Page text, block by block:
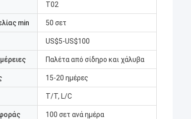
T02
min 50 σετ
US$5-US$100
Παλέτα από σίδηρο και χάλυβα
15-20 ημέρες
T/T, L/C
100 σετ ανά ημέρα